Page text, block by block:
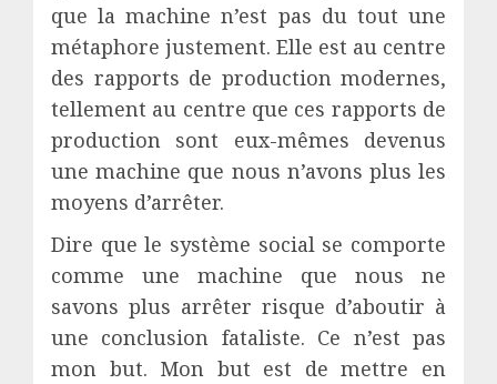
que la machine n’est pas du tout une
métaphore justement. Elle est au centre
des rapports de production modernes,
tellement au centre que ces rapports de
production sont eux-mêmes devenus
une machine que nous n’avons plus les
moyens d’arrêter.
Dire que le système social se comporte
comme une machine que nous ne
savons plus arrêter risque d’aboutir à
une conclusion fataliste. Ce n’est pas
mon but. Mon but est de mettre en